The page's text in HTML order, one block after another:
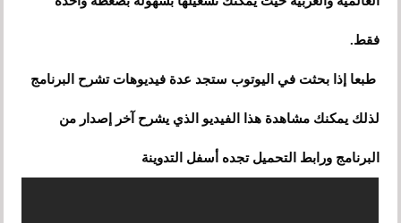
فقط.
طبعا إذا بحثت في اليوتوب ستجد عدة فيديوهات تشرح البرنامج
لذلك يمكنك مشاهدة هذا الفيديو الذي يشرح آخر إصدار من
البرنامج ورابط التحميل تجده أسفل التدوينة